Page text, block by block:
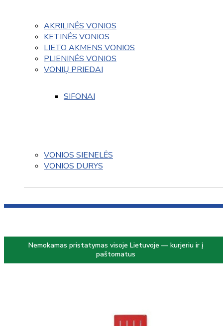
AKRILINĖS VONIOS
KETINĖS VONIOS
LIETO AKMENS VONIOS
PLIENINĖS VONIOS
VONIŲ PRIEDAI
SIFONAI
VONIOS SIENELĖS
VONIOS DURYS
Nemokamas pristatymas visoje Lietuvoje — kurjeriu ir į
paštomatus